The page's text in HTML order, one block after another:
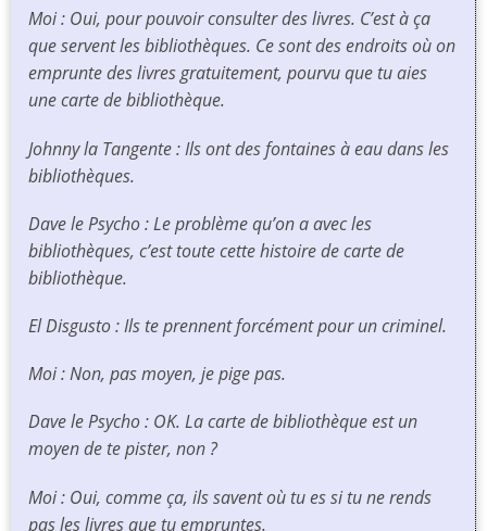
Moi : Oui, pour pouvoir consulter des livres. C’est à ça
que servent les bibliothèques. Ce sont des endroits où on
emprunte des livres gratuitement, pourvu que tu aies
une carte de bibliothèque.
Johnny la Tangente : Ils ont des fontaines à eau dans les
bibliothèques.
Dave le Psycho : Le problème qu’on a avec les
bibliothèques, c’est toute cette histoire de carte de
bibliothèque.
El Disgusto : Ils te prennent forcément pour un criminel.
Moi : Non, pas moyen, je pige pas.
Dave le Psycho : OK. La carte de bibliothèque est un
moyen de te pister, non ?
Moi : Oui, comme ça, ils savent où tu es si tu ne rends
pas les livres que tu empruntes.